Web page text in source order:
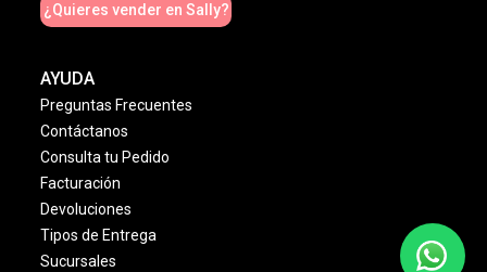
¿Quieres vender en Sally?
AYUDA
Preguntas Frecuentes
Contáctanos
Consulta tu Pedido
Facturación
Devoluciones
Tipos de Entrega
Sucursales